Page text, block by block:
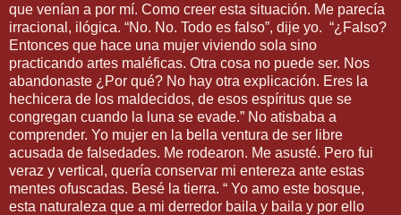
que venían a por mí. Como creer esta situación. Me parecía
irracional, ilógica. “No. No. Todo es falso”, dije yo. “¿Falso?
Entonces que hace una mujer viviendo sola sino
practicando artes maléficas. Otra cosa no puede ser. Nos
abandonaste ¿Por qué? No hay otra explicación. Eres la
hechicera de los maldecidos, de esos espíritus que se
congregan cuando la luna se evade.” No atisbaba a
comprender. Yo mujer en la bella ventura de ser libre
acusada de falsedades. Me rodearon. Me asusté. Pero fui
veraz y vertical, quería conservar mi entereza ante estas
mentes ofuscadas. Besé la tierra. “ Yo amo este bosque,
esta naturaleza que a mi derredor baila y baila y por ello